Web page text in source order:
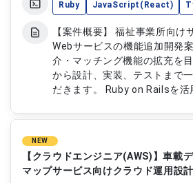
Ruby JavaScript(React)
【案件概要】 福祉事業所向け
Webサービスの機能追加開発
介・マッチング機能の拡充を
から設計、実装、テストまで
だきます。 Ruby on Railsを活
ャ設計や技術改善にも携わり
善や開発チームの技術課題解
ビス開発を推進できるポジションです
容】 ・福祉事業所向け人材マ
新機能追加、バックエンド開
NEW
【クラウドエンジニア(AWS)】車載
マップサービス向けクラウド運用設計